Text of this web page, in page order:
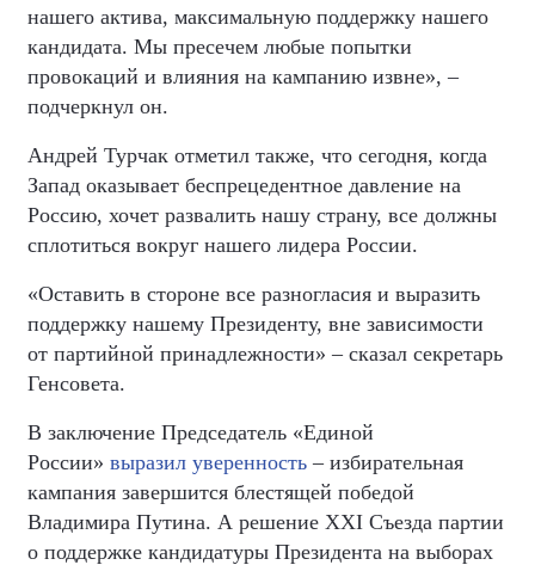
нашего актива, максимальную поддержку нашего
кандидата. Мы пресечем любые попытки
провокаций и влияния на кампанию извне», –
подчеркнул он.
Андрей Турчак отметил также, что сегодня, когда
Запад оказывает беспрецедентное давление на
Россию, хочет развалить нашу страну, все должны
сплотиться вокруг нашего лидера России.
«Оставить в стороне все разногласия и выразить
поддержку нашему Президенту, вне зависимости
от партийной принадлежности» – сказал секретарь
Генсовета.
В заключение Председатель «Единой
России» выразил уверенность – избирательная
кампания завершится блестящей победой
Владимира Путина. А решение XXI Съезда партии
о поддержке кандидатуры Президента на выборах